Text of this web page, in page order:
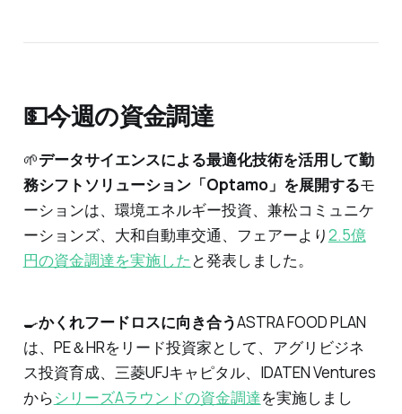
💵今週の資金調達
🌱データサイエンスによる最適化技術を活用して勤
務シフトソリューション「Optamo」を展開するモ
ーションは、環境エネルギー投資、兼松コミュニケ
ーションズ、大和自動車交通、フェアーより2.5億
円の資金調達を実施した と発表しました。
🍳かくれフードロスに向き合うASTRA FOOD PLAN
は、PE＆HRをリード投資家として、アグリビジネ
ス投資育成、三菱UFJキャピタル、IDATEN Ventures
からシリーズAラウンドの資金調達を実施しまし